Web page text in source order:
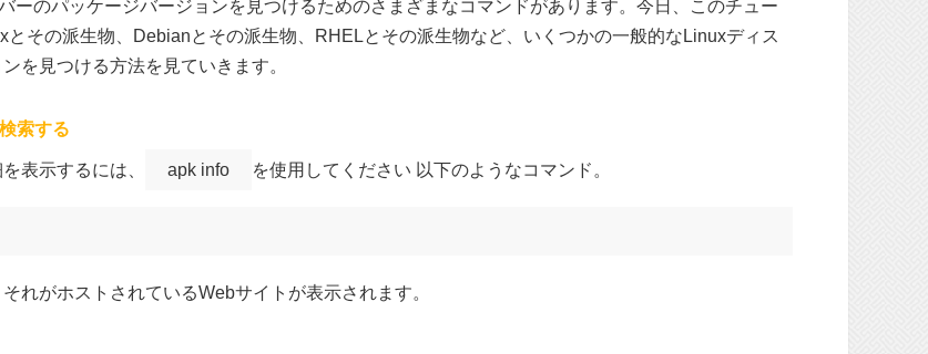
ーのパッケージバージョンを見つけるためのさまざまなコマンドがあります。今日、このチュー
とその派生物、Debianとその派生物、RHELとその派生物など、いくつかの一般的なLinuxディス
を見つける方法を見ていきます。
索する
表示するには、 apk info を使用してください 以下のようなコマンド。
れがホストされているWebサイトが表示されます。